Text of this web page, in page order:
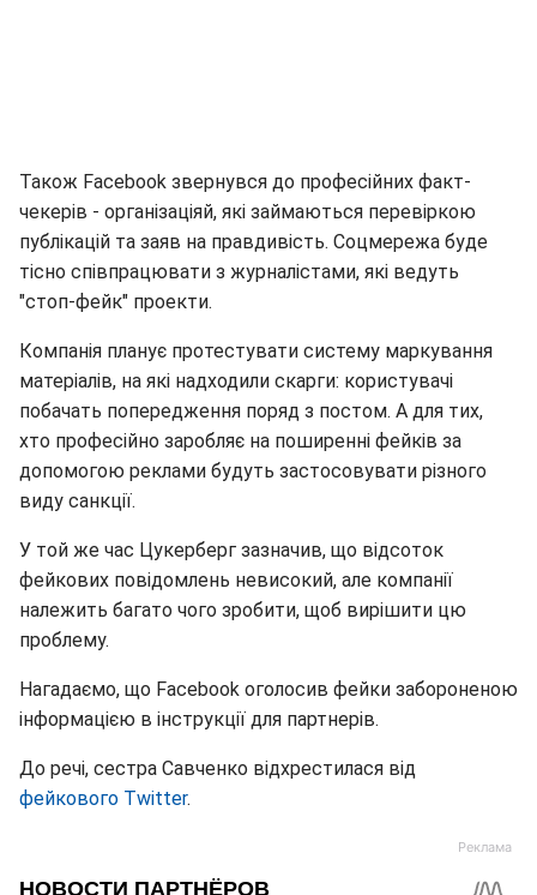
Також Facebook звернувся до професійних факт-
чекерів - організаціяй, які займаються перевіркою
публікацій та заяв на правдивість. Соцмережа буде
тісно співпрацювати з журналістами, які ведуть
"стоп-фейк" проекти.
Компанія планує протестувати систему маркування
матеріалів, на які надходили скарги: користувачі
побачать попередження поряд з постом. А для тих,
хто професійно заробляє на поширенні фейків за
допомогою реклами будуть застосовувати різного
виду санкції.
У той же час Цукерберг зазначив, що відсоток
фейкових повідомлень невисокий, але компанії
належить багато чого зробити, щоб вирішити цю
проблему.
Нагадаємо, що Facebook оголосив фейки забороненою
інформацією в інструкції для партнерів.
До речі, сестра Савченко відхрестилася від
фейкового Twitter.